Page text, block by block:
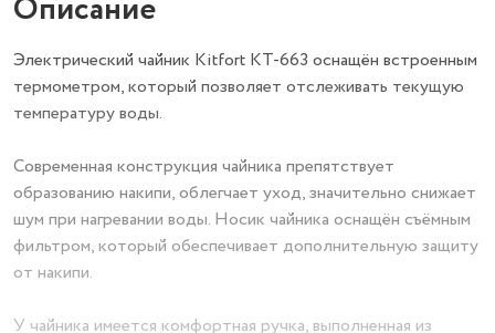
Описание
Электрический чайник Kitfort КТ-663 оснащён встроенным
термометром, который позволяет отслеживать текущую
температуру воды.
Современная конструкция чайника препятствует
образованию накипи, облегчает уход, значительно снижает
шум при нагревании воды. Носик чайника оснащён съёмным
фильтром, который обеспечивает дополнительную защиту
от накипи.
У чайника имеется комфортная ручка, выполненная из